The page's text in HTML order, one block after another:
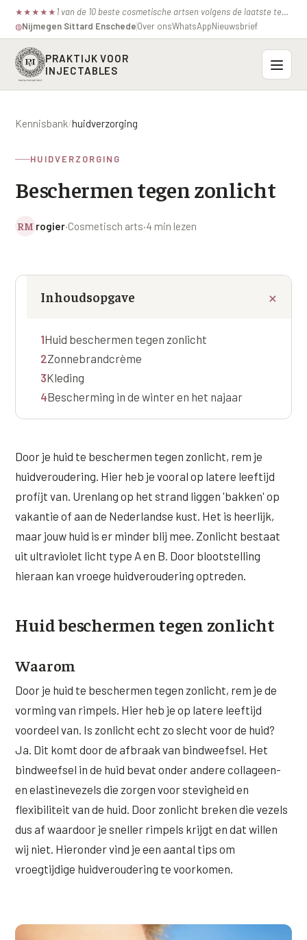
★ ★ ★ ★ ★ 1 van de 10 beste cosmetische artsen volgens de laatste test van de consumentenbond.
◍Nijmegen·Sittard·EnschedeOver onsWhatsAppNieuwsbrief
PRAKTIJK VOOR
INJECTABLES
Voorhoofdsrimpels
Fronsrimpel
Wenkbrauwen
Hangende oogleden
Traangoot en wallen
Ingevallen slapen
MIDDEN & MOND
Lippen
Nasolabiale plooi
Marionetlijnen
Verticale liplijntjes
Wangen
Hals
Decolleté
Handen
Rimpels
Hyperpigmentatie
Overmatig zweten
Botox / anti-rimpel
Bocouture
Juvéderm Voluma
Juvéderm Volux
Juvéderm Volift
Profhilo
Radiesse
Restylane
Saypha Filler
Saypha Volume Plus
Sculptra (collageen aanmaak)
Silhouette Soft
Teosyal Redensity
HUID & AANVULLEND
Epionce huidverzorging
Peeling
Plexr Soft Surgery
Profielen
Hangende Huid Profiel
Structuur Verlies Profiel
Insuline Zwelling Profiel
Menopauze Veroudering profiel
PCOS Huid profiel
HUIDPROBLEMEN
Overgevoelige Huid Profiel
LIFESTYLE / MODERN
Volume Verlies Profiel
Atletisch verouderings profiel
Digitale Nek Profiel
Prijzen
Nijmegen◍Sittard◍Enschede
085 40 13 678
Kennisbank/huidverzorging
HUIDVERZORGING
Beschermen tegen zonlicht
RM rogier·Cosmetisch arts·4 min lezen
Inhoudsopgave
1Huid beschermen tegen zonlicht
2Zonnebrandcrème
3Kleding
4Bescherming in de winter en het najaar
Door je huid te beschermen tegen zonlicht, rem je
huidveroudering. Hier heb je vooral op latere leeftijd
profijt van. Urenlang op het strand liggen 'bakken' op
vakantie of aan de Nederlandse kust. Het is heerlijk,
maar jouw huid is er minder blij mee. Zonlicht bestaat
uit ultraviolet licht type A en B. Door blootstelling
hieraan kan vroege huidveroudering optreden.
Huid beschermen tegen zonlicht
Waarom
Door je huid te beschermen tegen zonlicht, rem je de
vorming van rimpels. Hier heb je op latere leeftijd
voordeel van. Is zonlicht echt zo slecht voor de huid?
Ja. Dit komt door de afbraak van bindweefsel. Het
bindweefsel in de huid bevat onder andere collageen-
en elastinevezels die zorgen voor stevigheid en
flexibiliteit van de huid. Door zonlicht breken die vezels
dus af waardoor je sneller rimpels krijgt en dat willen
wij niet. Hieronder vind je een aantal tips om
vroegtijdige huidveroudering te voorkomen.